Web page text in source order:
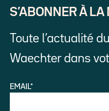
S’ABONNER À
Toute l’actualité
Waechter dans
EMAIL*